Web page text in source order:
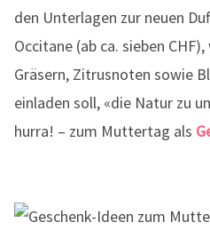
den Unterlagen zur neuen
Occitane (ab ca. sieben
Gräsern, Zitrusnoten sowie
einladen soll, «die Natur zu
hurra! – zum Muttertag als